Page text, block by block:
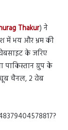
Thakur) ने
में भय और भ्रम की
के जरिए
पाकिस्तान ग्रुप के
चैनल, 2 वेब